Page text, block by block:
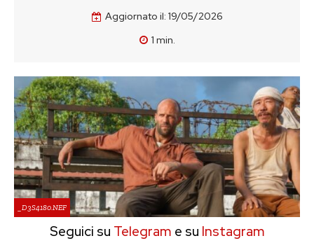
Aggiornato il: 19/05/2026
1 min.
_D3S4180.NEF
Seguici su Telegram e su Instagram